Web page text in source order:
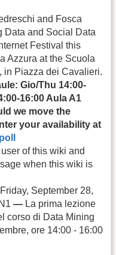
and Fosca
Data and Social Data
Festival this
Azzura at the Scuola
in Piazza dei Cavalieri.
Gio/Thu 14:00-
16:00 Aula A1
we move the
your availability at
of this wiki and
when this wiki is
September 28,
— La prima lezione
corso di Data Mining
ore 14:00 - 16:00